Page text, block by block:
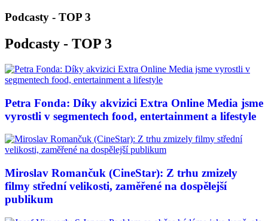
Podcasty - TOP 3
Podcasty - TOP 3
Petra Fonda: Díky akvizici Extra Online Media jsme
vyrostli v segmentech food, entertainment a lifestyle
Miroslav Romančuk (CineStar): Z trhu zmizely
filmy střední velikosti, zaměřené na dospělejší
publikum